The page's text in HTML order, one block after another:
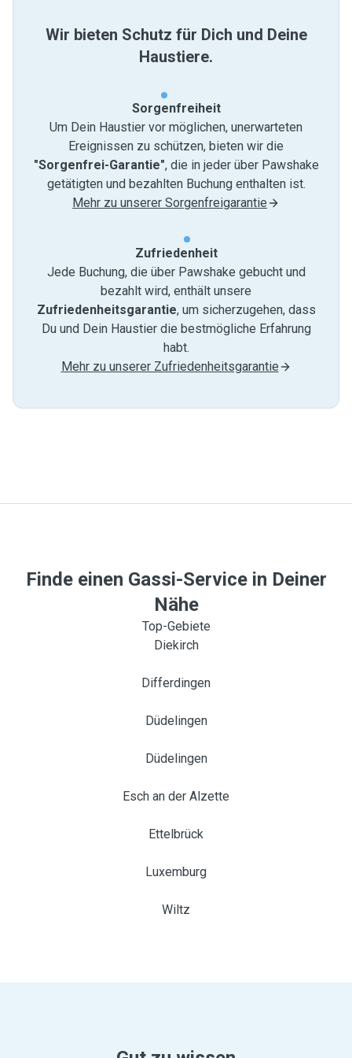
Wir bieten Schutz für Dich und Deine
Haustiere.
Sorgenfreiheit
Um Dein Haustier vor möglichen, unerwarteten
Ereignissen zu schützen, bieten wir die
"Sorgenfrei-Garantie", die in jeder über Pawshake
getätigten und bezahlten Buchung enthalten ist.
Mehr zu unserer Sorgenfreigarantie
Zufriedenheit
Jede Buchung, die über Pawshake gebucht und
bezahlt wird, enthält unsere
Zufriedenheitsgarantie, um sicherzugehen, dass
Du und Dein Haustier die bestmögliche Erfahrung
habt.
Mehr zu unserer Zufriedenheitsgarantie
Finde einen Gassi-Service in Deiner
Nähe
Top-Gebiete
Diekirch
Differdingen
Düdelingen
Düdelingen
Esch an der Alzette
Ettelbrück
Luxemburg
Wiltz